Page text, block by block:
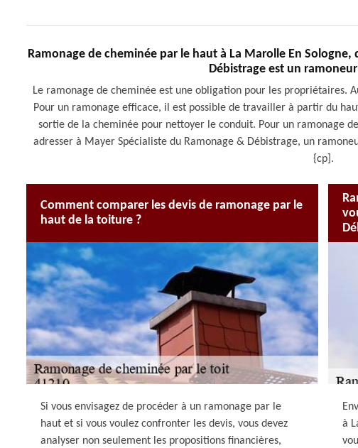
Ramonage de cheminée par le haut à La Marolle En
Débistrage est un
Le ramonage de cheminée est une obligation pour les propriétaires.
Pour un ramonage efficace, il est possible de travailler à partir du
sortie de la cheminée pour nettoyer le conduit. Pour un ramonage
adresser à Mayer Spécialiste du Ramonage & Débistrage, un
{cp].
Comment comparer les devis de ramonage par le
haut de la toiture ?
Si vous envisagez de procéder à un ramonage par le
haut et si vous voulez confronter les devis, vous devez
analyser non seulement les propositions financières,
à